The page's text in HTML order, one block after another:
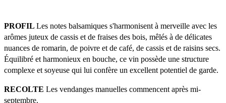
PROFIL Les notes balsamiques s'harmonisent à merveille avec les
arômes juteux de cassis et de fraises des bois, mêlés à de délicates
nuances de romarin, de poivre et de café, de cassis et de raisins secs.
Équilibré et harmonieux en bouche, ce vin possède une structure
complexe et soyeuse qui lui confère un excellent potentiel de garde.
RECOLTE Les vendanges manuelles commencent après mi-
septembre.